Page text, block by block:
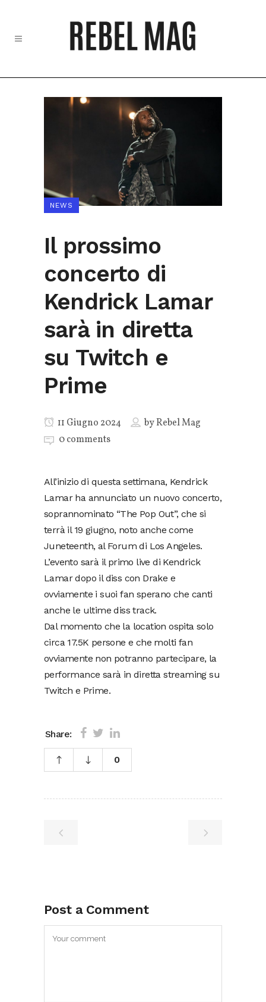
NEWS
Il prossimo
concerto di
Kendrick Lamar
sarà in diretta
su Twitch e
Prime
11 Giugno 2024 byRebel Mag
0 comments
All’inizio di questa settimana, Kendrick
Lamar ha annunciato un nuovo concerto,
soprannominato “The Pop Out”, che si
terrà il 19 giugno, noto anche come
Juneteenth, al Forum di Los Angeles.
L’evento sarà il primo live di Kendrick
Lamar dopo il diss con Drake e
ovviamente i suoi fan sperano che canti
anche le ultime diss track.
Dal momento che la location ospita solo
circa 17.5K persone e che molti fan
ovviamente non potranno partecipare, la
performance sarà in diretta streaming su
Twitch e Prime.
Share:
0
Post a Comment